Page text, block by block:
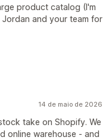
product catalog (I'm
and your team for
14 de maio de 2026
take on Shopify. We
online warehouse - and